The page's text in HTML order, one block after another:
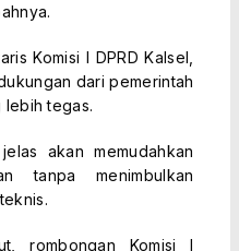
Komisi I DPRD Kalsel,
dari pemerintah
lebih tegas.
akan memudahkan
tanpa menimbulkan
rombongan Komisi I